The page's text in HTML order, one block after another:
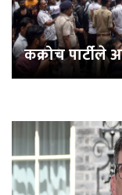
कक्रोच पार्टीले